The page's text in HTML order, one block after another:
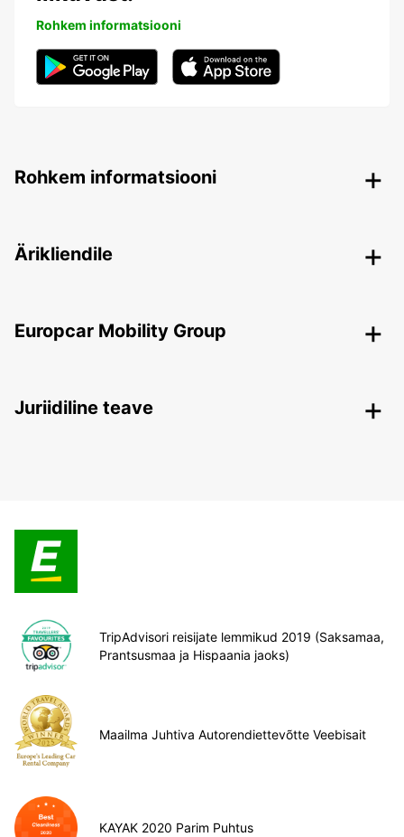
Rohkem informatsiooni
Rohkem informatsiooni
Ärikliendile
Europcar Mobility Group
Juriidiline teave
TripAdvisori reisijate lemmikud 2019 (Saksamaa,
Prantsusmaa ja Hispaania jaoks)
Maailma Juhtiva Autorendiettevõtte Veebisait
KAYAK 2020 Parim Puhtus